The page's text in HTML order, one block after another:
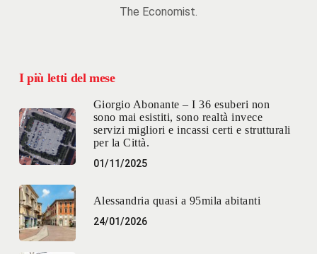
The Economist.
I più letti del mese
Giorgio Abonante – I 36 esuberi non
sono mai esistiti, sono realtà invece
servizi migliori e incassi certi e strutturali
per la Città.
01/11/2025
Alessandria quasi a 95mila abitanti
24/01/2026